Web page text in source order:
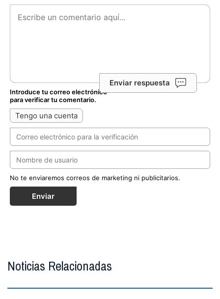
Enviar respuesta
Introduce tu correo electrónico
para verificar tu comentario.
Tengo una cuenta
No te enviaremos correos de marketing ni publicitarios.
Enviar
Noticias Relacionadas